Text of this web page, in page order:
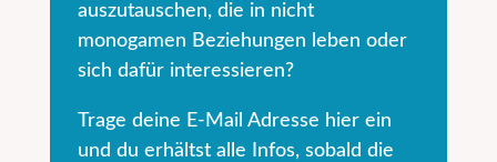
auszutauschen, die in nicht
monogamen Beziehungen leben oder
sich dafür interessieren?
Trage deine E-Mail Adresse hier ein
und du erhältst alle Infos, sobald die